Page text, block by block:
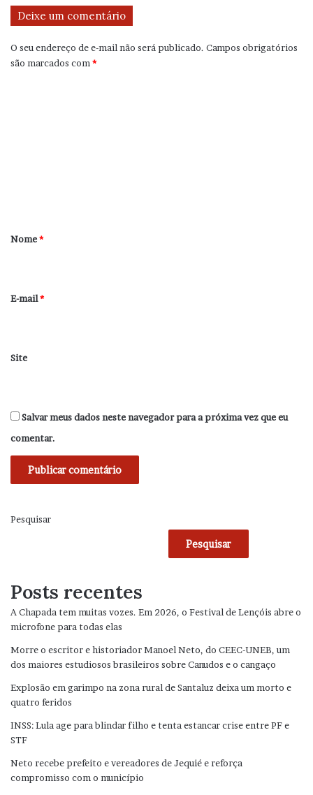
Deixe um comentário
O seu endereço de e-mail não será publicado. Campos obrigatórios
são marcados com*
r
*
Nome*
E-mail*
Site
Salvar meus dados neste navegador para a próxima vez que eu
comentar.
Pesquisar
Pesquisar
Posts recentes
A Chapada tem muitas vozes. Em 2026, o Festival de Lençóis abre o
microfone para todas elas
Morre o escritor e historiador Manoel Neto, do CEEC-UNEB, um
dos maiores estudiosos brasileiros sobre Canudos e o cangaço
Explosão em garimpo na zona rural de Santaluz deixa um morto e
quatro feridos
INSS: Lula age para blindar filho e tenta estancar crise entre PF e
STF
Neto recebe prefeito e vereadores de Jequié e reforça
compromisso com o município